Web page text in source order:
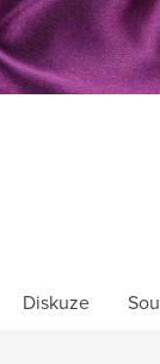
Diskuze